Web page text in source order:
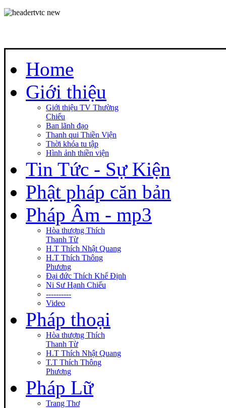
Home
Giới thiệu
Giới thiệu TV Thường
Chiếu
Ban lãnh đạo
Thanh qui Thiền Viện
Thời khóa tu tập
Hình ảnh thiền viện
Tin Tức - Sự Kiện
Phật pháp căn bản
Pháp Âm - mp3
Hòa thượng Thích
Thanh Từ
H.T Thích Nhật Quang
H.T Thích Thông
Phương
Đại đức Thích Khế Định
Ni Sư Hạnh Chiếu
----------
Video
Pháp thoại
Hòa thượng Thích
Thanh Từ
H.T Thích Nhật Quang
T.T Thích Thông
Phương
Pháp Lữ
Trang Thơ